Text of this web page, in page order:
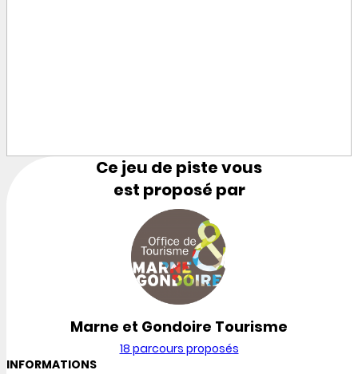
Ce jeu de piste vous
est proposé par
Marne et Gondoire Tourisme
18 parcours proposés
INFORMATIONS